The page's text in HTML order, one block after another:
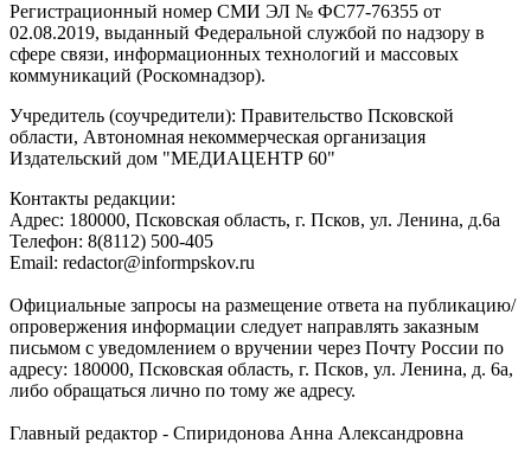
Регистрационный номер СМИ ЭЛ № ФС77-76355 от
02.08.2019, выданный Федеральной службой по надзору в
сфере связи, информационных технологий и массовых
коммуникаций (Роскомнадзор).
Учредитель (соучредители): Правительство Псковской
области, Автономная некоммерческая организация
Издательский дом "МЕДИАЦЕНТР 60"
Контакты редакции:
Адреc: 180000, Псковская область, г. Псков, ул. Ленина, д.6а
Телефон: 8(8112) 500-405
Email: redactor@informpskov.ru
Официальные запросы на размещение ответа на публикацию/
опровержения информации следует направлять заказным
письмом с уведомлением о вручении через Почту России по
адресу: 180000, Псковская область, г. Псков, ул. Ленина, д. 6а,
либо обращаться лично по тому же адресу.
Главный редактор - Спиридонова Анна Александровна